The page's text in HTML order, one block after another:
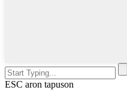
ESC aron tapuson